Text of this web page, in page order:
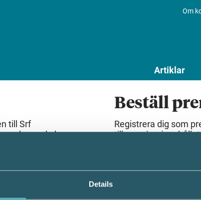
Details
Om
Artiklar
till Srf
som du har
Beställ
Registrera dig som
till